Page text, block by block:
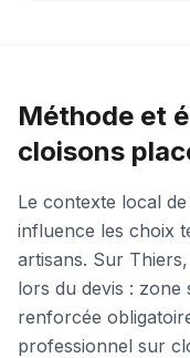
Méthode et
cloisons
Le contexte local
influence les choix
artisans. Sur
lors du devis : zone
renforcée
professionnel sur